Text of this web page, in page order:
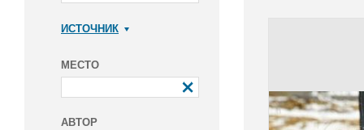
ИСТОЧНИК
МЕСТО
АВТОР